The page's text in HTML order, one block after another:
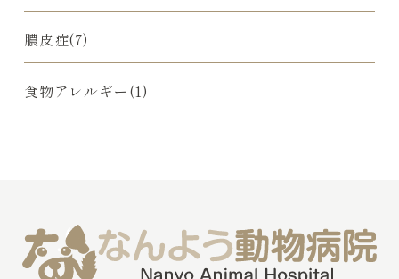
膿皮症(7)
食物アレルギー(1)